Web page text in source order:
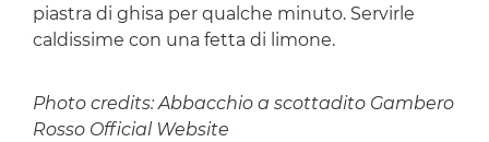
piastra di ghisa per qualche minuto. Servirle
caldissime con una fetta di limone.
Photo credits: Abbacchio a scottadito Gambero
Rosso Official Website